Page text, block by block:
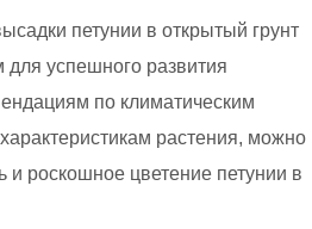
петунии в открытый грунт
успешного развития
по климатическим
растения, можно
и роскошное цветение петунии в